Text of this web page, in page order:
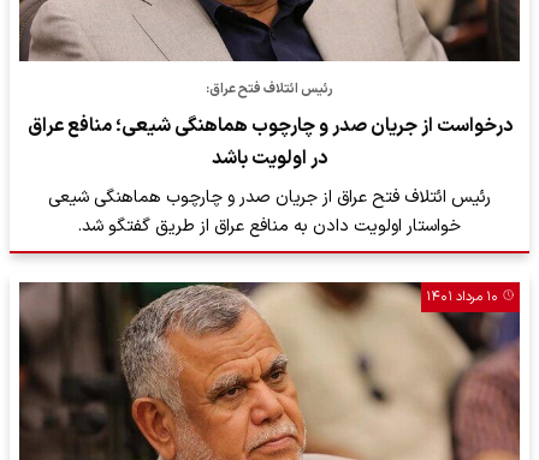
رئیس ائتلاف فتح عراق:
درخواست از جریان صدر و چارچوب هماهنگی شیعی؛ منافع عراق
در اولویت باشد
رئیس ائتلاف فتح عراق از جریان صدر و چارچوب هماهنگی شیعی
خواستار اولویت دادن به منافع عراق از طریق گفتگو شد.
۱۰ مرداد ۱۴۰۱